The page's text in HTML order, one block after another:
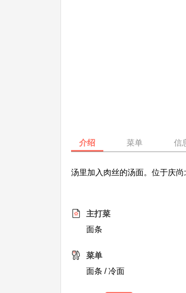
介绍 菜单 信
汤里加入肉丝的汤面。位于庆
主打菜
面条
菜单
面条 / 冷面